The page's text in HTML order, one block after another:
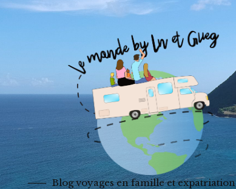
Blog voyages en famille et expatriation